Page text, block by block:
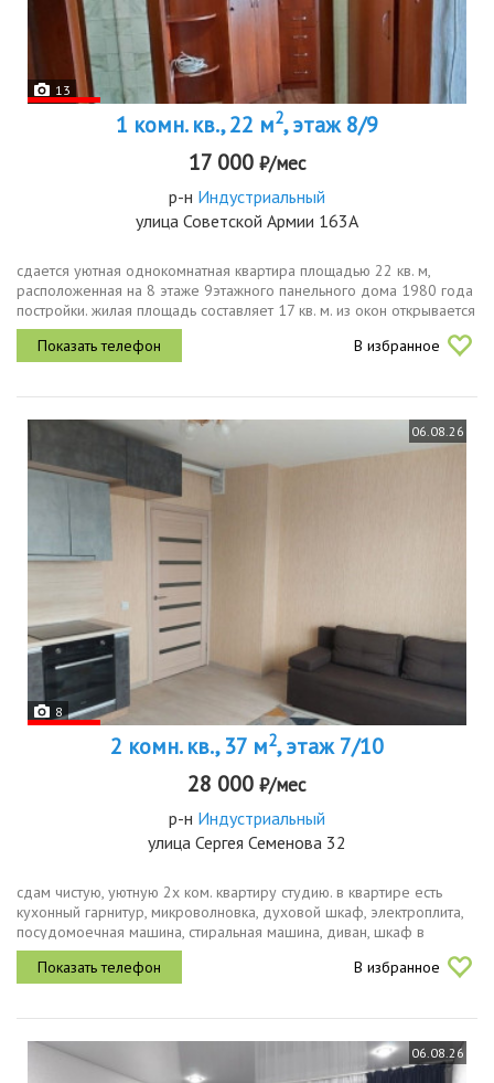
13
1 комн. кв., 22 м2, этаж 8/9
17 000 ₽/мес
р-н Индустриальный
улица Советской Армии 163А
сдается уютная однокомнатная квартира площадью 22 кв. м,
расположенная на 8 этаже 9этажного панельного дома 1980 года
постройки. жилая площадь составляет 17 кв. м. из окон открывается
вид на улицу колесо обозрения парка арлекина. отличный
вариант...
В избранное
06.08.26
8
2 комн. кв., 37 м2, этаж 7/10
28 000 ₽/мес
р-н Индустриальный
улица Сергея Семенова 32
сдам чистую, уютную 2х ком. квартиру студию. в квартире есть
кухонный гарнитур, микроволновка, духовой шкаф, электроплита,
посудомоечная машина, стиральная машина, диван, шкаф в
спальне. холодильник куплен и будет установлен.в шаговой
доступности...
В избранное
06.08.26